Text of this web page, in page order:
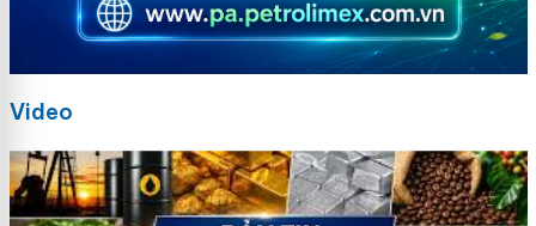
Video